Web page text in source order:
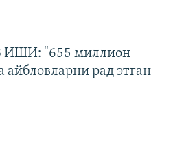
ИШИ: "655 миллион
айбловларни рад этган